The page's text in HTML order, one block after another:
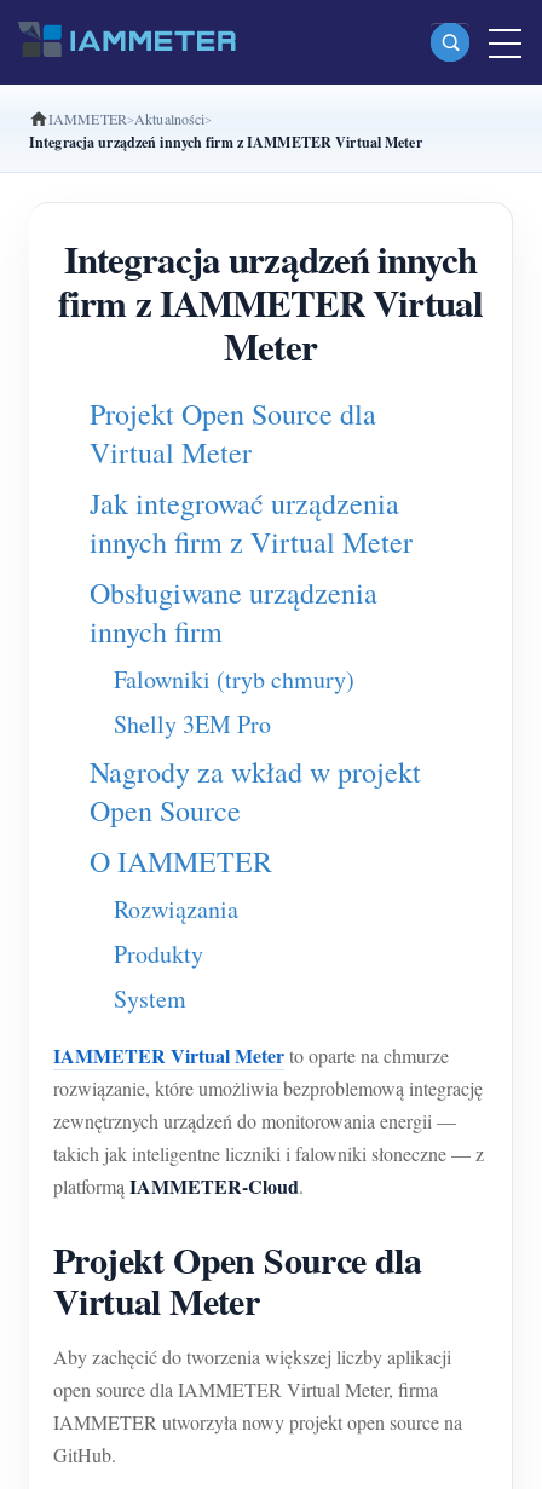
Produkty
(WEM2067)
Trójfazowy licznik energii Wi-Fi (WEM3080T)
Trójfazowy licznik energii Wi-Fi (WEM3046T)
Trójfazowy licznik energii Wi-Fi (WEM3050T)
Kontroler mocy WiFi
IAMMETER Cloud Pro
Usługa self-hosting
Ładowarka EV
Symulator IAMMETER
Licznik wirtualny
System prognozowania i symulacji energii
Aplikacje
System sterowania grzałką PV
Automatyka domowa
Monitorowanie energii w fabryce
FAQ
Aktualności
Blog
Społeczność
Program współtwórców
Aktywności IAMMETER
Forum
App Store
Ranking PV
Rozwiązania
O nas
IAMMETER Aktualności
Integracja urządzeń innych firm z IAMMETER Virtual Meter
Integracja urządzeń innych
firm z IAMMETER Virtual
Meter
Projekt Open Source dla
Virtual Meter
Jak integrować urządzenia
innych firm z Virtual Meter
Obsługiwane urządzenia
innych firm
Falowniki (tryb chmury)
Shelly 3EM Pro
Nagrody za wkład w projekt
Open Source
O IAMMETER
Rozwiązania
Produkty
System
IAMMETER Virtual Meterto oparte na chmurze
rozwiązanie, które umożliwia bezproblemową integrację
zewnętrznych urządzeń do monitorowania energii —
takich jak inteligentne liczniki i falowniki słoneczne — z
platformąIAMMETER-Cloud.
Projekt Open Source dla
Virtual Meter
Aby zachęcić do tworzenia większej liczby aplikacji
open source dla IAMMETER Virtual Meter, firma
IAMMETER utworzyła nowy projekt open source na
GitHub.